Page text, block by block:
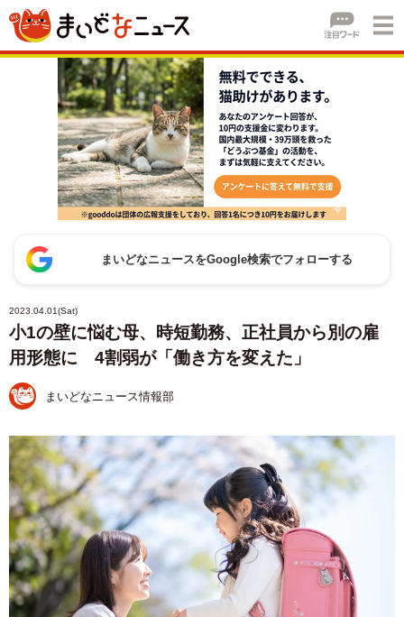
まいどなニュースをGoogle検索でフォローする
2023.04.01(Sat)
小1の壁に悩む母、時短勤務、正社員から別の雇
用形態に 4割弱が「働き方を変えた」
まいどなニュース情報部